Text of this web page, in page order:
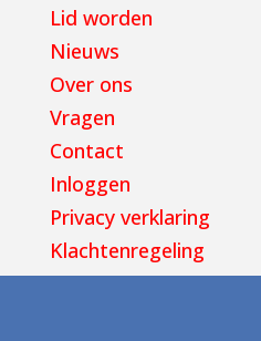
Lid worden
Nieuws
Over ons
Vragen
Contact
Inloggen
Privacy verklaring
Klachtenregeling